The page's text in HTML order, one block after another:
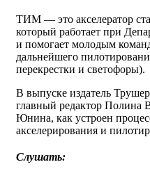
ТИМ — это акселератор
который работает при
и помогает молодым
дальнейшего
перекрестки и светофоры).
В выпуске издатель
главный редактор Полина
Юнина, как устроен
акселерирования и
Слушать: